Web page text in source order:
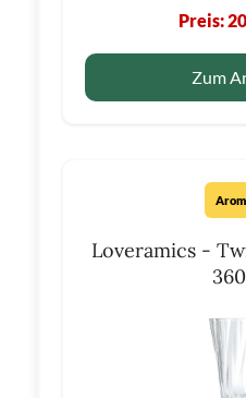
Preis:
Zum
Loveramics -